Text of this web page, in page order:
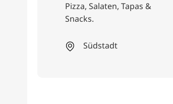
Pizza, Salaten, Tapas &
Snacks.
Südstadt